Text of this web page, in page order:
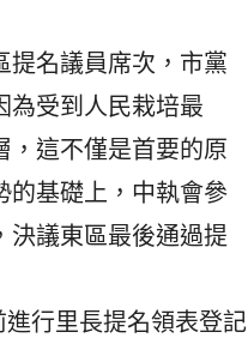
名議員席次，市黨
為受到人民栽培最
，這不僅是首要的原
的基礎上，中執會參
決議東區最後通過提
行里長提名領表登記